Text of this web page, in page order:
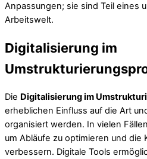
Anpassungen; sie sind Teil eines
Arbeitswelt.
Digitalisierung im
Die Digitalisierung im
erheblichen Einfluss auf die Art
organisiert werden. In vielen
um Abläufe zu optimieren und die
verbessern. Digitale Tools